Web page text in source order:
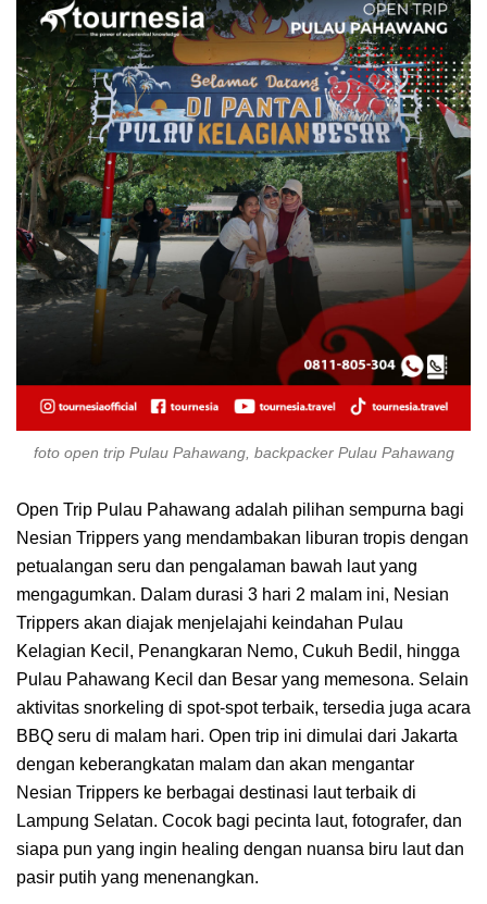
foto open trip Pulau Pahawang, backpacker Pulau Pahawang
Open Trip Pulau Pahawang adalah pilihan sempurna bagi
Nesian Trippers yang mendambakan liburan tropis dengan
petualangan seru dan pengalaman bawah laut yang
mengagumkan. Dalam durasi 3 hari 2 malam ini, Nesian
Trippers akan diajak menjelajahi keindahan Pulau
Kelagian Kecil, Penangkaran Nemo, Cukuh Bedil, hingga
Pulau Pahawang Kecil dan Besar yang memesona. Selain
aktivitas snorkeling di spot-spot terbaik, tersedia juga acara
BBQ seru di malam hari. Open trip ini dimulai dari Jakarta
dengan keberangkatan malam dan akan mengantar
Nesian Trippers ke berbagai destinasi laut terbaik di
Lampung Selatan. Cocok bagi pecinta laut, fotografer, dan
siapa pun yang ingin healing dengan nuansa biru laut dan
pasir putih yang menenangkan.